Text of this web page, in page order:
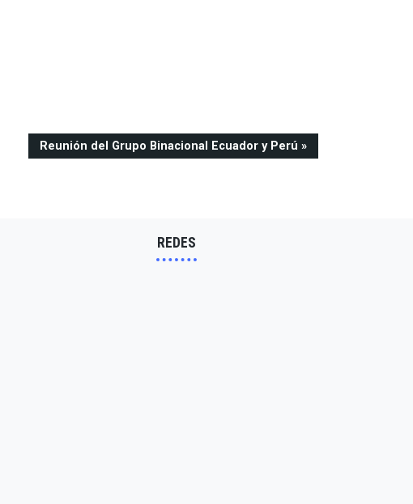
Reunión del Grupo Binacional Ecuador y Perú
REDES